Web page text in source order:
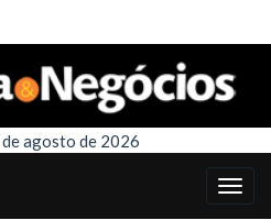
agosto de 2026